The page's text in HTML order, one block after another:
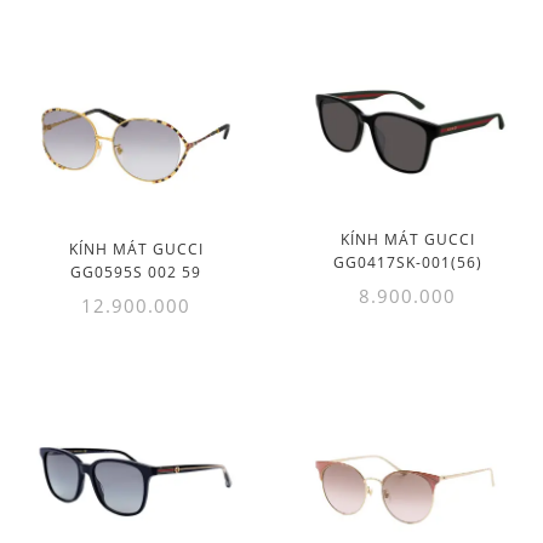
KÍNH MÁT GUCCI
GG0595S 002 59
12.900.000
KÍNH MÁT GUCCI
GG0417SK-001(56)
8.900.000